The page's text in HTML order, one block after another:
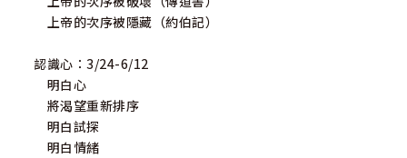
上帝的次序被隱藏（約伯記）
認識心：3/24-6/12
明白心
將渴望重新排序
明白試探
明白情緒